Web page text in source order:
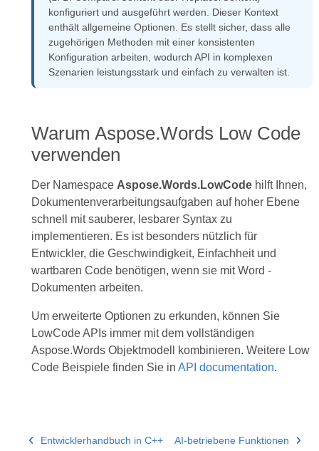
konfiguriert und ausgeführt werden. Dieser Kontext
enthält allgemeine Optionen. Es stellt sicher, dass alle
zugehörigen Methoden mit einer konsistenten
Konfiguration arbeiten, wodurch API in komplexen
Szenarien leistungsstark und einfach zu verwalten ist.
Warum Aspose.Words Low Code
verwenden
Der Namespace Aspose.Words.LowCodehilft Ihnen,
Dokumentenverarbeitungsaufgaben auf hoher Ebene
schnell mit sauberer, lesbarer Syntax zu
implementieren. Es ist besonders nützlich für
Entwickler, die Geschwindigkeit, Einfachheit und
wartbaren Code benötigen, wenn sie mit Word -
Dokumenten arbeiten.
Um erweiterte Optionen zu erkunden, können Sie
LowCode APIs immer mit dem vollständigen
Aspose.Words Objektmodell kombinieren. Weitere Low
Code Beispiele finden Sie in API documentation.
Entwicklerhandbuch in C++ AI-betriebene Funktionen